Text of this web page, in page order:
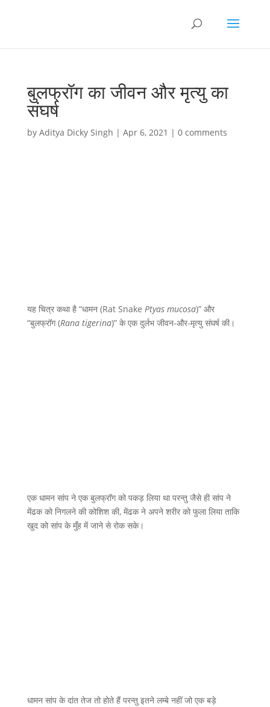
बुलफ्रॉग का जीवन और मृत्यु का
संघर्ष
by Aditya Dicky Singh | Apr 6, 2021 | 0 comments
यह चित्र कथा है “धामन (Rat Snake Ptyas mucosa)” और
“बुलफ्रॉग (Rana tigerina)” के एक दुर्लभ जीवन-और-मृत्यु संघर्ष की।
एक धामन सांप ने एक बुलफ्रॉग को पकड़ लिया था परन्तु जैसे ही सांप ने
मेंढक को निगलने की कोशिश की, मेंढक ने अपने शरीर को फुला लिया ताकि
खुद को सांप के मुँह में जाने से रोक सके।
धामन सांप के दांत तेज तो होते हैं परन्तु इतने लम्बे नहीं जो एक बड़े